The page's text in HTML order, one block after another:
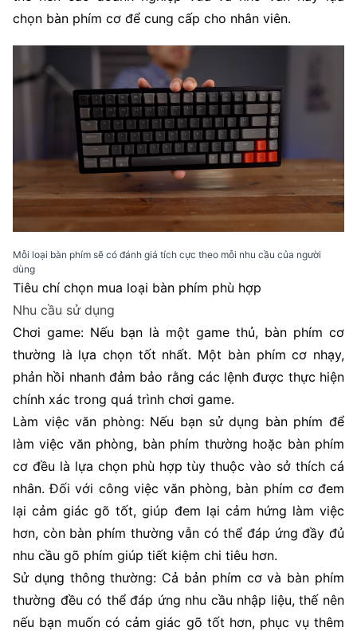
chọn bàn phím cơ để cung cấp cho nhân viên.
Mỗi loại bàn phím sẽ có đánh giá tích cực theo mỗi nhu cầu của người
dùng
Tiêu chí chọn mua loại bàn phím phù hợp
Nhu cầu sử dụng
Chơi game: Nếu bạn là một game thủ, bàn phím cơ
thường là lựa chọn tốt nhất. Một bàn phím cơ nhạy,
phản hồi nhanh đảm bảo rằng các lệnh được thực hiện
chính xác trong quá trình chơi game.
Làm việc văn phòng: Nếu bạn sử dụng bàn phím để
làm việc văn phòng, bàn phím thường hoặc bàn phím
cơ đều là lựa chọn phù hợp tùy thuộc vào sở thích cá
nhân. Đối với công việc văn phòng, bàn phím cơ đem
lại cảm giác gõ tốt, giúp đem lại cảm hứng làm việc
hơn, còn bàn phím thường vẫn có thể đáp ứng đầy đủ
nhu cầu gõ phím giúp tiết kiệm chi tiêu hơn.
Sử dụng thông thường: Cả bản phím cơ và bàn phím
thường đều có thể đáp ứng nhu cầu nhập liệu, thế nên
nếu bạn muốn có cảm giác gõ tốt hơn, phục vụ thêm